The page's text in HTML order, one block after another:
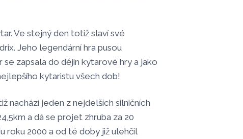
Ve stejný den totiž slaví své
Jeho legendární hra pusou
zapsala do dějin kytarové hry a jako
kytaristu všech dob!
nachází jeden z nejdelších silničních
a dá se projet zhruba za 20
roku 2000 a od té doby již ulehčil